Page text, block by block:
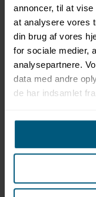
annoncer, til at
at analysere vores
din brug af vores
for sociale medier,
analysepartnere.
data med andre
de har indsamlet
MALMSTEN
Plastrør til